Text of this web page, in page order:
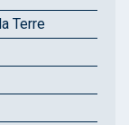
Terre